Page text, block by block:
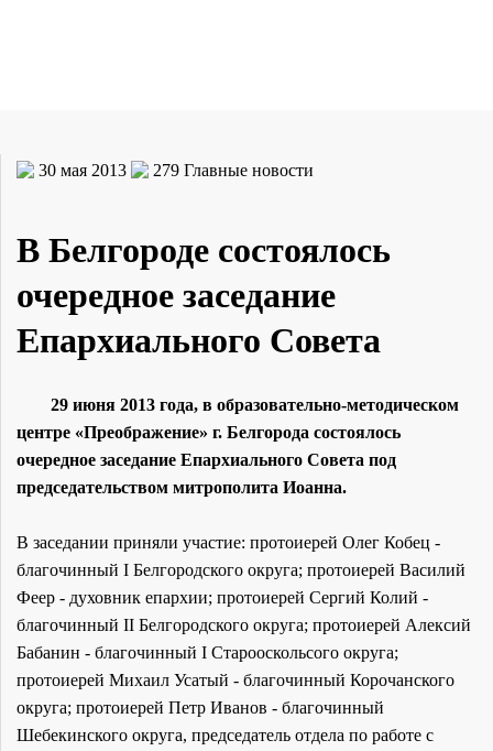
30 мая 2013 279 Главные новости
В Белгороде состоялось
очередное заседание
Епархиального Совета
29 июня 2013 года, в образовательно-методическом
центре «Преображение» г. Белгорода состоялось
очередное заседание Епархиального Совета под
председательством митрополита Иоанна.
В заседании приняли участие: протоиерей Олег Кобец -
благочинный I Белгородского округа; протоиерей Василий
Феер - духовник епархии; протоиерей Сергий Колий -
благочинный II Белгородского округа; протоиерей Алексий
Бабанин - благочинный I Старооскольсого округа;
протоиерей Михаил Усатый - благочинный Корочанского
округа; протоиерей Петр Иванов - благочинный
Шебекинского округа, председатель отдела по работе с